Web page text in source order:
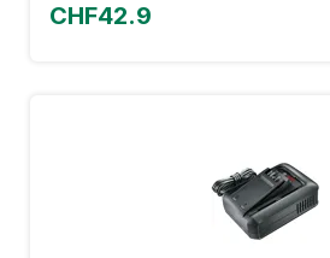
CHF42.9